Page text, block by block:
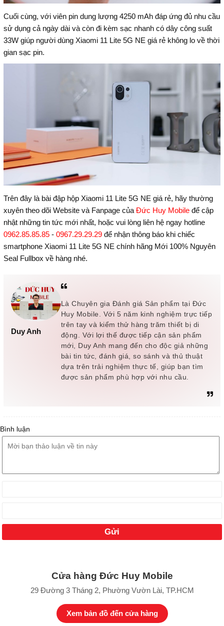
Cuối cùng, với viên pin dung lượng 4250 mAh đáp ứng đủ nhu cầu
sử dụng cả ngày dài và còn đi kèm sạc nhanh có dây công suất
33W giúp người dùng Xiaomi 11 Lite 5G NE giá rẻ không lo về thời
gian sạc pin.
Trên đây là bài đập hộp Xiaomi 11 Lite 5G NE giá rẻ, hãy thường
xuyên theo dõi Website và Fanpage củaĐức Huy Mobileđể cập
nhật những tin tức mới nhất, hoặc vui lòng liên hệ ngay hotline
0962.85.85.85- 0967.29.29.29để nhận thông báo khi chiếc
smartphone Xiaomi 11 Lite 5G NE chính hãng Mới 100% Nguyên
Seal Fullbox về hàng nhé.
Duy Anh
Là Chuyên gia Đánh giá Sản phẩm tại Đức
Huy Mobile. Với 5 năm kinh nghiệm trực tiếp
trên tay và kiểm thử hàng trăm thiết bị di
động. Với lợi thế được tiếp cận sản phẩm
mới, Duy Anh mang đến cho độc giả những
bài tin tức, đánh giá, so sánh và thủ thuật
dựa trên trải nghiệm thực tế, giúp bạn tìm
được sản phẩm phù hợp với nhu cầu.
Bình luận
Cửa hàng Đức Huy Mobile
29 Đường 3 Tháng 2, Phường Vườn Lài, TP.HCM
Xem bản đồ đến cửa hàng